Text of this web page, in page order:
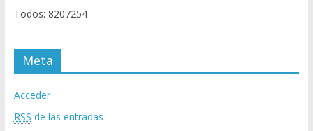
Todos: 8207254
Meta
Acceder
RSS de las entradas